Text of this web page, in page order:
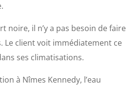
noire, il n’y a pas besoin de faire
Le client voit immédiatement ce
ses climatisations.
à Nîmes Kennedy, l’eau